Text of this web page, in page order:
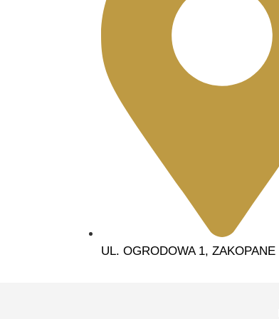
UL. OGRODOWA 1, ZAKOPANE